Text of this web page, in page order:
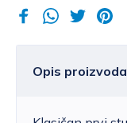
Opis proizvoda